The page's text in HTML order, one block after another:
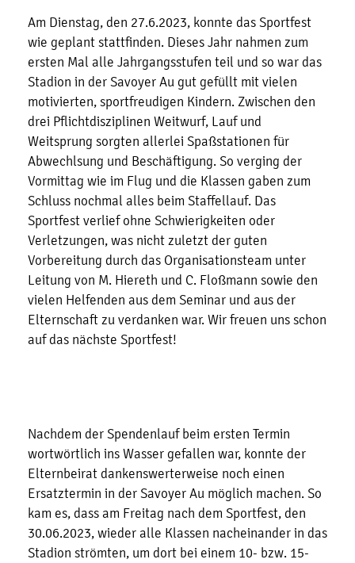
Am Dienstag, den 27.6.2023, konnte das Sportfest
wie geplant stattfinden. Dieses Jahr nahmen zum
ersten Mal alle Jahrgangsstufen teil und so war das
Stadion in der Savoyer Au gut gefüllt mit vielen
motivierten, sportfreudigen Kindern. Zwischen den
drei Pflichtdisziplinen Weitwurf, Lauf und
Weitsprung sorgten allerlei Spaßstationen für
Abwechlsung und Beschäftigung. So verging der
Vormittag wie im Flug und die Klassen gaben zum
Schluss nochmal alles beim Staffellauf. Das
Sportfest verlief ohne Schwierigkeiten oder
Verletzungen, was nicht zuletzt der guten
Vorbereitung durch das Organisationsteam unter
Leitung von M. Hiereth und C. Floßmann sowie den
vielen Helfenden aus dem Seminar und aus der
Elternschaft zu verdanken war. Wir freuen uns schon
auf das nächste Sportfest!
Nachdem der Spendenlauf beim ersten Termin
wortwörtlich ins Wasser gefallen war, konnte der
Elternbeirat dankenswerterweise noch einen
Ersatztermin in der Savoyer Au möglich machen. So
kam es, dass am Freitag nach dem Sportfest, den
30.06.2023, wieder alle Klassen nacheinander in das
Stadion strömten, um dort bei einem 10- bzw. 15-